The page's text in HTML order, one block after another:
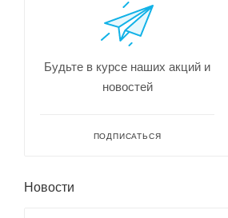
Будьте в курсе наших акций и
новостей
ПОДПИСАТЬСЯ
Новости